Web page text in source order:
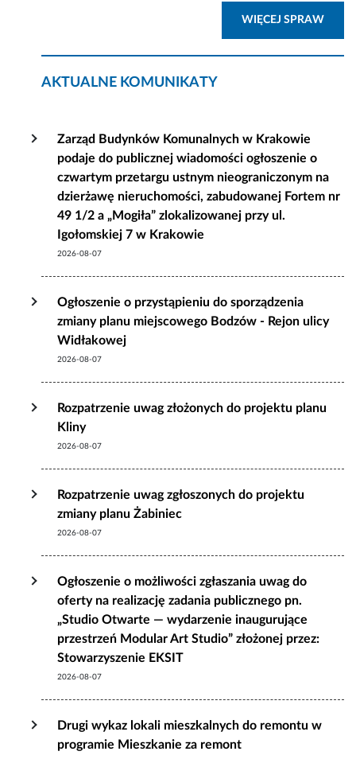
WIĘCEJ SPRAW
AKTUALNE KOMUNIKATY
Zarząd Budynków Komunalnych w Krakowie
podaje do publicznej wiadomości ogłoszenie o
czwartym przetargu ustnym nieograniczonym na
dzierżawę nieruchomości, zabudowanej Fortem nr
49 1/2 a „Mogiła” zlokalizowanej przy ul.
Igołomskiej 7 w Krakowie
2026-08-07
Ogłoszenie o przystąpieniu do sporządzenia
zmiany planu miejscowego Bodzów - Rejon ulicy
Widłakowej
2026-08-07
Rozpatrzenie uwag złożonych do projektu planu
Kliny
2026-08-07
Rozpatrzenie uwag zgłoszonych do projektu
zmiany planu Żabiniec
2026-08-07
Ogłoszenie o możliwości zgłaszania uwag do
oferty na realizację zadania publicznego pn.
„Studio Otwarte — wydarzenie inaugurujące
przestrzeń Modular Art Studio” złożonej przez:
Stowarzyszenie EKSIT
2026-08-07
Drugi wykaz lokali mieszkalnych do remontu w
programie Mieszkanie za remont